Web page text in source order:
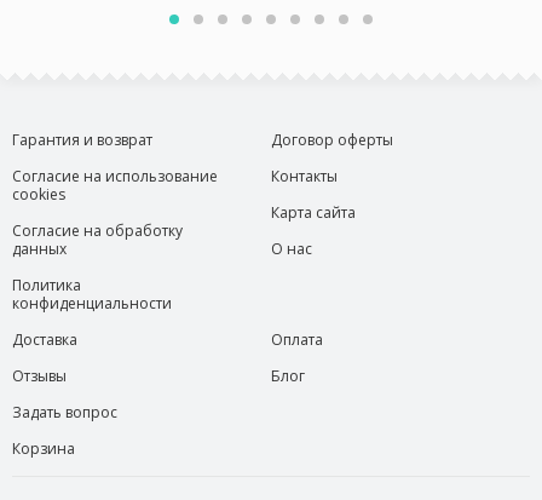
Гарантия и возврат
Согласие на использование
cookies
Согласие на обработку
данных
Политика
конфиденциальности
Договор оферты
Контакты
Карта сайта
О нас
Доставка
Отзывы
Задать вопрос
Корзина
Оплата
Блог